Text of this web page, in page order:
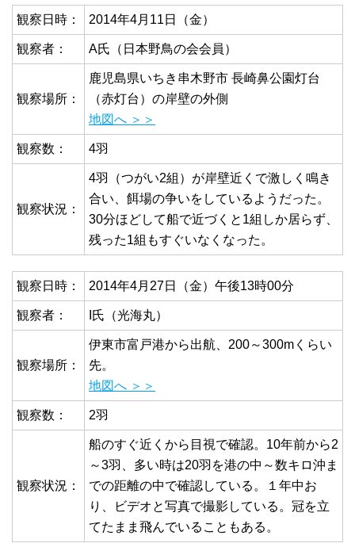
観察日時： 2014年4月11日（金）
観察者： A氏（日本野鳥の会会員）
観察場所：
鹿児島県いちき串木野市 長崎鼻公園灯台
（赤灯台）の岸壁の外側
地図へ ＞＞
観察数： 4羽
観察状況：
4羽（つがい2組）が岸壁近くで激しく鳴き
合い、餌場の争いをしているようだった。
30分ほどして船で近づくと1組しか居らず、
残った1組もすぐいなくなった。
観察日時： 2014年4月27日（金）午後13時00分
観察者： I氏（光海丸）
観察場所：
伊東市富戸港から出航、200～300mくらい
先。
地図へ ＞＞
観察数： 2羽
観察状況：
船のすぐ近くから目視で確認。10年前から2
～3羽、多い時は20羽を港の中～数キロ沖ま
での距離の中で確認している。１年中お
り、ビデオと写真で撮影している。冠を立
てたまま飛んでいることもある。